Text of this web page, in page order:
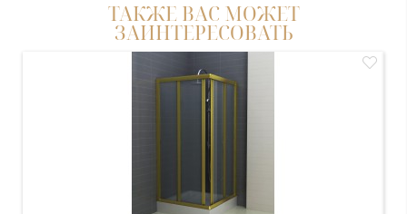
ТАКЖЕ ВАС МОЖЕТ
ЗАИНТЕРЕСОВАТЬ